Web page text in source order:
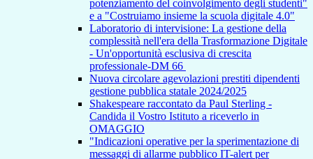
potenziamento del coinvolgimento degli studenti"
e a "Costruiamo insieme la scuola digitale 4.0"
Laboratorio di intervisione: La gestione della
complessità nell'era della Trasformazione Digitale
- Un'opportunità esclusiva di crescita
professionale-DM 66
Nuova circolare agevolazioni prestiti dipendenti
gestione pubblica statale 2024/2025
Shakespeare raccontato da Paul Sterling -
Candida il Vostro Istituto a riceverlo in
OMAGGIO
"Indicazioni operative per la sperimentazione di
messaggi di allarme pubblico IT-alert per